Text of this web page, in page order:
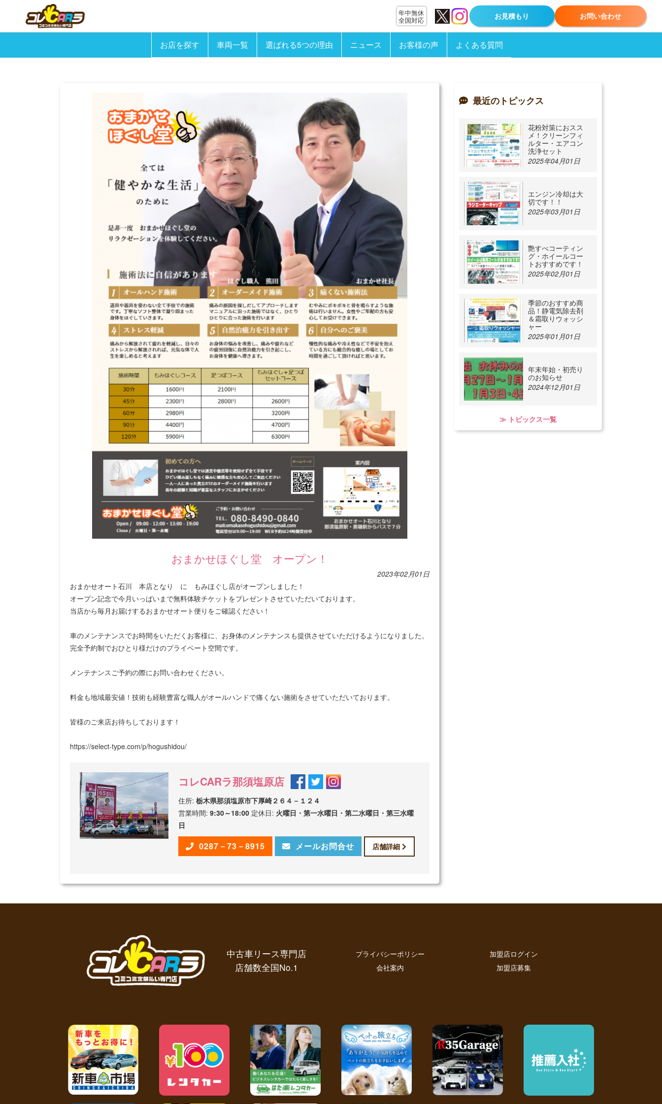
お店を探す 車両一覧 選ばれる5つの理由 ニュース お客様の声 よくある質問
年中無休
全国対応 お見積もり お問い合わせ
おまかせほぐし堂 オープン！
2023年02月01日
おまかせオート石川 本店となり に もみほぐし店がオープンしました！
オープン記念で今月いっぱいまで無料体験チケットをプレゼントさせていただいております。
当店から毎月お届けするおまかせオート便りをご確認ください！
車のメンテナンスでお時間をいただくお客様に、お身体のメンテナンスも提供させていただけるようになりました。
完全予約制でおひとり様だけのプライベート空間です。
メンテナンスご予約の際にお問い合わせください。
料金も地域最安値！技術も経験豊富な職人がオールハンドで痛くない施術をさせていただいております。
皆様のご来店お待ちしております！
https://select-type.com/p/hogushidou/
コレCARラ那須塩原店
住所: 栃木県那須塩原市下厚崎２６４－１２４
営業時間: 9:30～18:00 定休日: 火曜日・第一水曜日・第二水曜日・第三水曜
日
0287－73－8915 メールお問合せ 店舗詳細
最近のトピックス
花粉対策におスス
メ！クリーンフィ
ルター・エアコン
洗浄セット
2025年04月01日
エンジン冷却は大
切です！！
2025年03月01日
艶すべコーティン
グ・ホイールコー
トおすすめです！
2025年02月01日
季節のおすすめ商
品！静電気除去剤
＆霜取りウォッシ
ャー
2025年01月01日
年末年始・初売り
のお知らせ
2024年12月01日
≫ トピックス一覧
中古車リース専門店
店舗数全国No.1
プライバシーポリシー
会社案内
加盟店ログイン
加盟店募集